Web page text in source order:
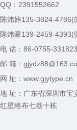
QQ：2391552662
陈炜婷135-3824-4786(
陈炜豪139-2459-4393(
电 话：86-0755-
邮 箱：
网 址：www.gjytype.cn
地 址：广东省深圳市宝
红星格布七巷十栋